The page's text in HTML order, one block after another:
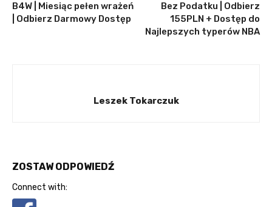
B4W | Miesiąc pełen wrażeń
| Odbierz Darmowy Dostęp
Bez Podatku | Odbierz
155PLN + Dostęp do
Najlepszych typerów NBA
Leszek Tokarczuk
ZOSTAW ODPOWIEDŹ
Connect with: